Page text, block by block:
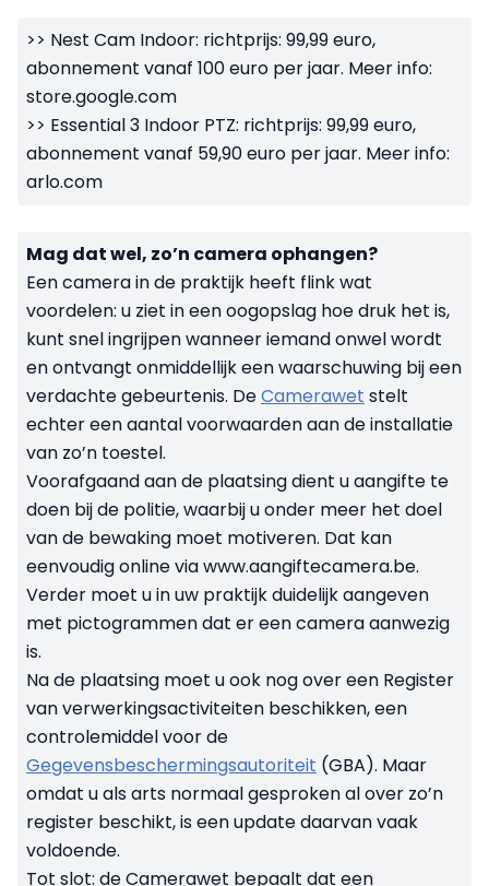
>> Nest Cam Indoor: richtprijs: 99,99 euro,
abonnement vanaf 100 euro per jaar. Meer info:
store.google.com
>> Essential 3 Indoor PTZ: richtprijs: 99,99 euro,
abonnement vanaf 59,90 euro per jaar. Meer info:
arlo.com
Mag dat wel, zo’n camera ophangen?
Een camera in de praktijk heeft flink wat
voordelen: u ziet in een oogopslag hoe druk het is,
kunt snel ingrijpen wanneer iemand onwel wordt
en ontvangt onmiddellijk een waarschuwing bij een
verdachte gebeurtenis. DeCamerawet stelt
echter een aantal voorwaarden aan de installatie
van zo’n toestel.
Voorafgaand aan de plaatsing dient u aangifte te
doen bij de politie, waarbij u onder meer het doel
van de bewaking moet motiveren. Dat kan
eenvoudig online via www.aangiftecamera.be.
Verder moet u in uw praktijk duidelijk aangeven
met pictogrammen dat er een camera aanwezig
is.
Na de plaatsing moet u ook nog over een Register
van verwerkingsactiviteiten beschikken, een
controlemiddel voor de
Gegevensbeschermingsautoriteit (GBA). Maar
omdat u als arts normaal gesproken al over zo’n
register beschikt, is een update daarvan vaak
voldoende.
Tot slot: de Camerawet bepaalt dat een